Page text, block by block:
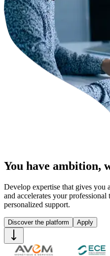
You have ambition,
Develop expertise that gives you
and accelerates your
personalized support.
Discover the platform Apply